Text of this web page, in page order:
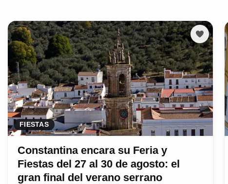
FIESTAS
Constantina encara su Feria y
Fiestas del 27 al 30 de agosto: el
gran final del verano serrano